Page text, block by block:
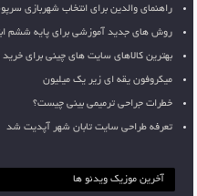
راهنمای والدین برای انتخاب شهربازی
روش های جدید آموزشی برای پایه ششم
بهترین کالاهای سایت های چینی برای خرید
میکروفون یقه ای زیر یک میلیون
خطرات جراحی ترمیمی بینی چیست؟
تعرفه طراحی سایت تابان شهر آپدیت شد
آخرین موزیک ویدئو ها